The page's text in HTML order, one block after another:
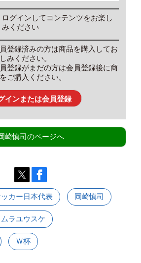
ログインしてコンテンツをお楽し
みください
登録済みの方は商品を購入してお
みください。
登録がまだの方は会員登録後に商
ご購入ください。
インまたは会員登録
崎慎司のページへ
カー日本代表 岡崎慎司
ムラユウスケ
Ｗ杯